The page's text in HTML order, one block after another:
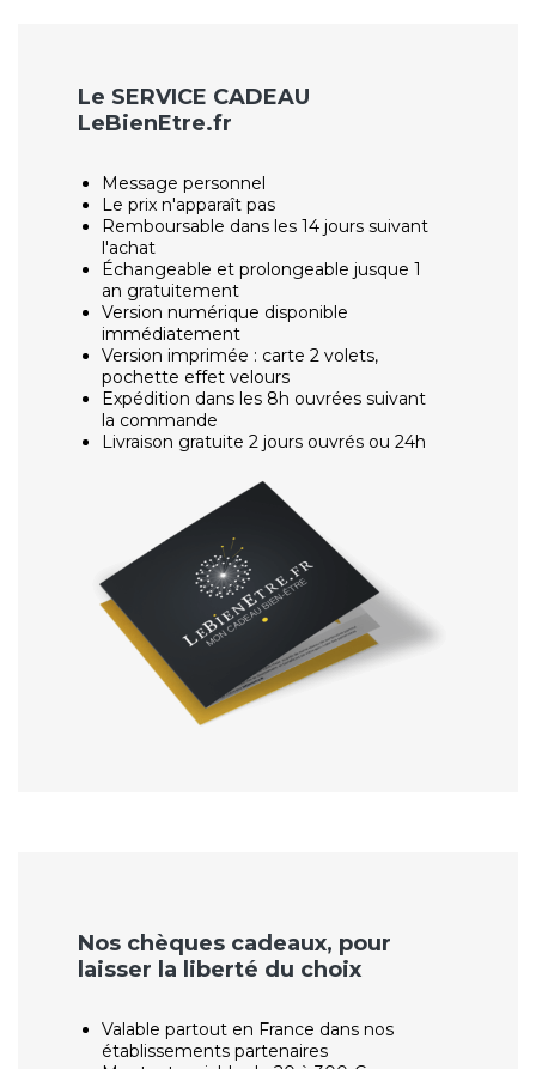
Le SERVICE CADEAU
LeBienEtre.fr
Message personnel
Le prix n'apparaît pas
Remboursable dans les 14 jours suivant
l'achat
Échangeable et prolongeable jusque 1
an gratuitement
Version numérique disponible
immédiatement
Version imprimée : carte 2 volets,
pochette effet velours
Expédition dans les 8h ouvrées suivant
la commande
Livraison gratuite 2 jours ouvrés ou 24h
Nos chèques cadeaux, pour
laisser la liberté du choix
Valable partout en France dans nos
établissements partenaires